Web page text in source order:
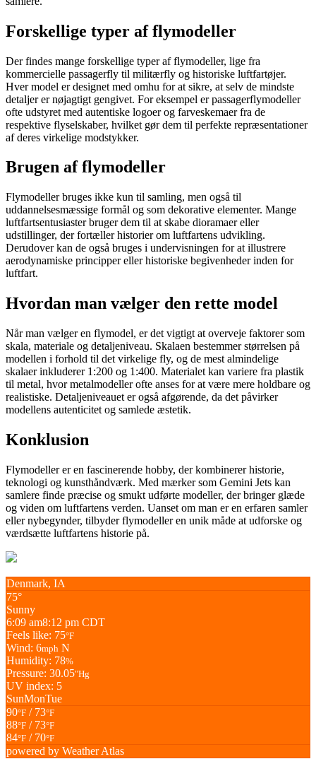
Forskellige typer af flymodeller
Der findes mange forskellige typer af flymodeller, lige fra
kommercielle passagerfly til militærfly og historiske luftfartøjer.
Hver model er designet med omhu for at sikre, at selv de mindste
detaljer er nøjagtigt gengivet. For eksempel er passagerflymodeller
ofte udstyret med autentiske logoer og farveskemaer fra de
respektive flyselskaber, hvilket gør dem til perfekte repræsentationer
af deres virkelige modstykker.
Brugen af flymodeller
Flymodeller bruges ikke kun til samling, men også til
uddannelsesmæssige formål og som dekorative elementer. Mange
luftfartsentusiaster bruger dem til at skabe dioramaer eller
udstillinger, der fortæller historier om luftfartens udvikling.
Derudover kan de også bruges i undervisningen for at illustrere
aerodynamiske principper eller historiske begivenheder inden for
luftfart.
Hvordan man vælger den rette model
Når man vælger en flymodel, er det vigtigt at overveje faktorer som
skala, materiale og detaljeniveau. Skalaen bestemmer størrelsen på
modellen i forhold til det virkelige fly, og de mest almindelige
skalaer inkluderer 1:200 og 1:400. Materialet kan variere fra plastik
til metal, hvor metalmodeller ofte anses for at være mere holdbare og
realistiske. Detaljeniveauet er også afgørende, da det påvirker
modellens autenticitet og samlede æstetik.
Konklusion
Flymodeller er en fascinerende hobby, der kombinerer historie,
teknologi og kunsthåndværk. Med mærker som Gemini Jets kan
samlere finde præcise og smukt udførte modeller, der bringer glæde
og viden om luftfartens verden. Uanset om man er en erfaren samler
eller nybegynder, tilbyder flymodeller en unik måde at udforske og
værdsætte luftfartens historie på.
Denmark, IA
75°
Sunny
6:09 am8:12 pm CDT
Feels like: 75°F
Wind: 6mph N
Humidity: 78%
Pressure: 30.05"Hg
UV index: 5
SunMonTue
90°F / 73°F
88°F / 73°F
84°F / 70°F
powered by Weather Atlas